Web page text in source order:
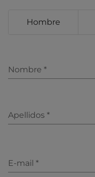
Hombre
Nombre *
Apellidos *
E-mail *